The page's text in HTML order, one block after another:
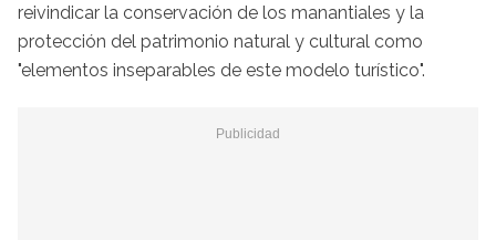
reivindicar la conservación de los manantiales y la
protección del patrimonio natural y cultural como
"elementos inseparables de este modelo turístico".